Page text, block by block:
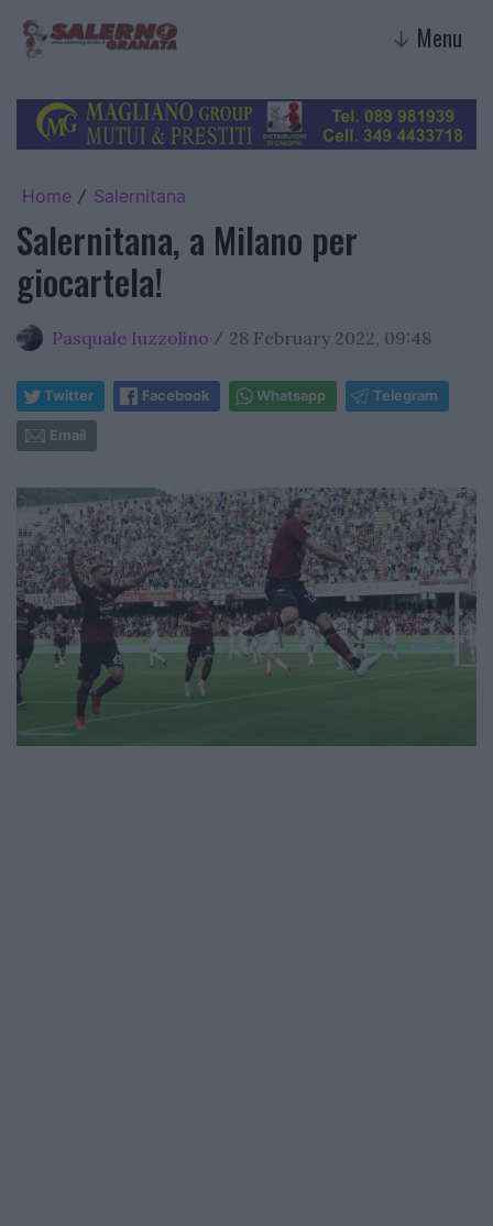
↓ Menu
Home / Salernitana
Salernitana, a Milano per
giocartela!
Pasquale Iuzzolino / 28 February 2022, 09:48
Twitter Facebook Whatsapp Telegram
Email